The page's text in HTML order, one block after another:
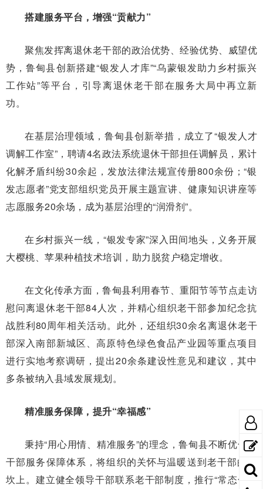
搭建服务平台，增强“贡献力”
聚焦发挥离退休老干部的政治优势、经验优势、威望优
势，鲁甸县创新搭建“银发人才库”“乌蒙银发助力乡村振兴
工作站”等平台，引导离退休老干部在服务大局中再立新
功。
在基层治理领域，鲁甸县创新举措，成立了“银发人才
调解工作室”，聘请4名政法系统退休干部担任调解员，累计
化解矛盾纠纷30余起，发放法律法规宣传册800余份；“银
发志愿者”党支部组织党员开展主题宣讲、健康知识讲座等
志愿服务20余场，成为基层治理的“润滑剂”。
在乡村振兴一线，“银发专家”深入田间地头，义务开展
大樱桃、苹果种植技术培训，助力脱贫户稳定增收。
在文化传承方面，鲁甸县利用春节、重阳节等节点走访
慰问离退休老干部84人次，并精心组织老干部参加纪念抗
战胜利80周年相关活动。此外，还组织30余名离退休老干
部深入南部新城区、高原特色绿色食品产业园等重点项目
进行实地考察调研，提出20余条建设性意见和建议，其中
多条被纳入县域发展规划。
精准服务保障，提升“幸福感”
秉持“用心用情、精准服务”的理念，鲁甸县不断优化老
干部服务保障体系，将组织的关怀与温暖送到老干部的心
坎上。建立健全领导干部联系老干部制度，推行“常态化遍